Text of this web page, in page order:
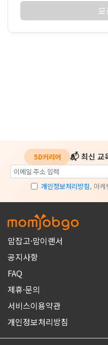
모
5D커리어 📬 최신 교
개인정보처리방침, 마케
맘잡고·맘이랜서
공지사항
FAQ
제휴·문의
서비스이용약관
개인정보처리방침